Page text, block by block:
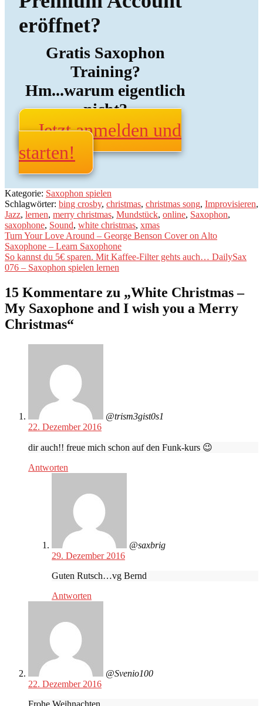
eröffnet?
Gratis Saxophon
Training?
Hm...warum eigentlich
nicht?
Jetzt anmelden und
starten!
Kategorie: Saxophon spielen
Schlagwörter: bing crosby, christmas, christmas song, Improvisieren,
Jazz, lernen, merry christmas, Mundstück, online, Saxophon,
saxophone, Sound, white christmas, xmas
Beitragsnavigation
Vorheriger
Beitrag:
Turn Your Love Around – George Benson Cover on Alto
Saxophone – Learn Saxophone
Nächster
Beitrag:
So kannst du 5€ sparen. Mit Kaffee-Filter gehts auch… DailySax
076 – Saxophon spielen lernen
15 Kommentare zu „White Christmas –
My Saxophone and I wish you a Merry
Christmas“
@trism3gist0s1
22. Dezember 2016
dir auch!! freue mich schon auf den Funk-kurs 😉
Antworten
@saxbrig
29. Dezember 2016
Guten Rutsch…vg Bernd
Antworten
@Svenio100
22. Dezember 2016
Frohe Weihnachten